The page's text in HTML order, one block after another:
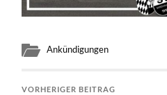
Ankündigungen
VORHERIGER BEITRAG